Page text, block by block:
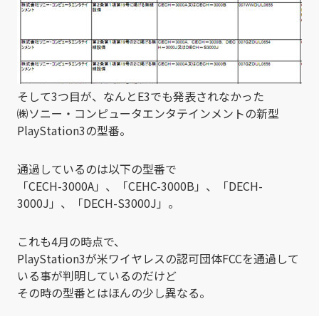
そして3つ目が、なんとE3でも発表されなかった
㈱ソニー・コンピュータエンタテインメントの新型
PlayStation3の型番。
通過しているのは以下の型番で
「CECH-3000A」、「CEHC-3000B」、「DECH-
3000J」、「DECH-S3000J」。
これも4月の時点で、
PlayStation3が米ワイヤレスの認可団体FCCを通過して
いる事が判明しているのだけど
その時の型番とはほんの少し異なる。